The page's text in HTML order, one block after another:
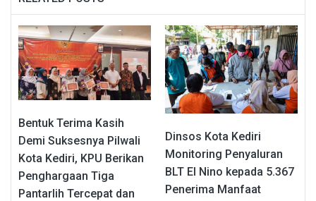
Bentuk Terima Kasih
Demi Suksesnya Pilwali
Kota Kediri, KPU Berikan
Penghargaan Tiga
Pantarlih Tercepat dan
Dinsos Kota Kediri
Monitoring Penyaluran
BLT El Nino kepada 5.367
Penerima Manfaat